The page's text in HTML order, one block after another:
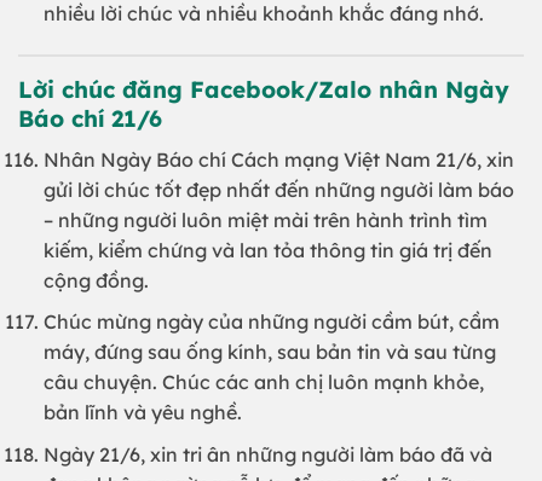
nhiều lời chúc và nhiều khoảnh khắc đáng nhớ.
Lời chúc đăng Facebook/Zalo nhân Ngày
Báo chí 21/6
Nhân Ngày Báo chí Cách mạng Việt Nam 21/6, xin
gửi lời chúc tốt đẹp nhất đến những người làm báo
– những người luôn miệt mài trên hành trình tìm
kiếm, kiểm chứng và lan tỏa thông tin giá trị đến
cộng đồng.
Chúc mừng ngày của những người cầm bút, cầm
máy, đứng sau ống kính, sau bản tin và sau từng
câu chuyện. Chúc các anh chị luôn mạnh khỏe,
bản lĩnh và yêu nghề.
Ngày 21/6, xin tri ân những người làm báo đã và